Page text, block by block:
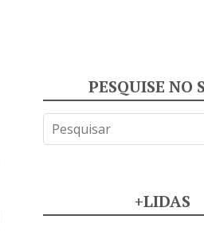
PESQUISE NO
+LIDAS